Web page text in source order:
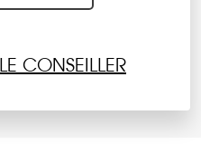
CONSEILLER